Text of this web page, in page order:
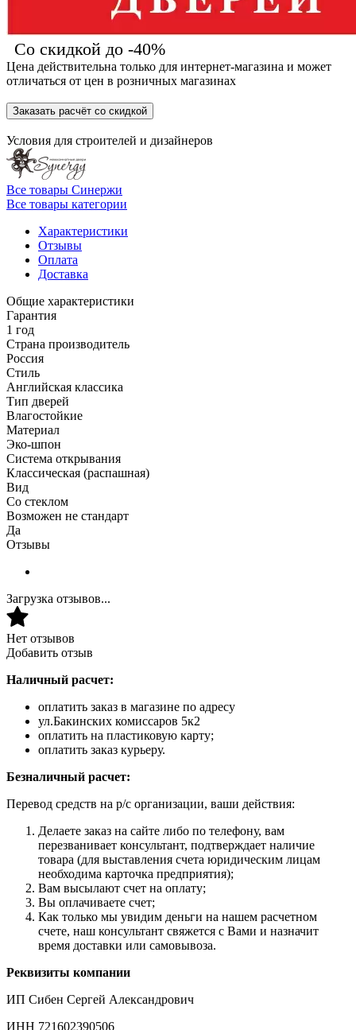
Со скидкой до -40%
Цена действительна только для интернет-магазина и может
отличаться от цен в розничных магазинах
Заказать расчёт со скидкой
Условия для строителей и дизайнеров
Все товары Синержи
Все товары категории
Характеристики
Отзывы
Оплата
Доставка
Общие характеристики
Гарантия
1 год
Страна производитель
Россия
Стиль
Английская классика
Тип дверей
Влагостойкие
Материал
Эко-шпон
Система открывания
Классическая (распашная)
Вид
Со стеклом
Возможен не стандарт
Да
Отзывы
Загрузка отзывов...
Нет отзывов
Добавить отзыв
Наличный расчет:
оплатить заказ в магазине по адресу
ул.Бакинских комиссаров 5к2
оплатить на пластиковую карту;
оплатить заказ курьеру.
Безналичный расчет:
Перевод средств на р/с организации, ваши действия:
Делаете заказ на сайте либо по телефону, вам
перезванивает консультант, подтверждает наличие
товара (для выставления счета юридическим лицам
необходима карточка предприятия);
Вам высылают счет на оплату;
Вы оплачиваете счет;
Как только мы увидим деньги на нашем расчетном
счете, наш консультант свяжется с Вами и назначит
время доставки или самовывоза.
Реквизиты компании
ИП Сибен Сергей Александрович
ИНН 721602390506